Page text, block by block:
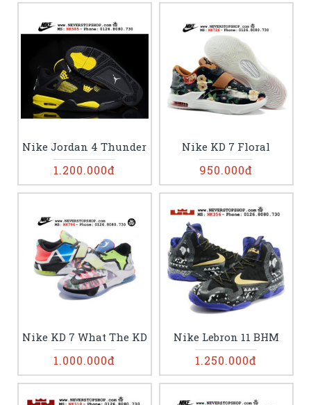
Nike Jordan 4 Thunder
1.200.000đ
Nike KD 7 Floral
950.000đ
Nike KD 7 What The KD
1.000.000đ
Nike Lebron 11 BHM
1.250.000đ